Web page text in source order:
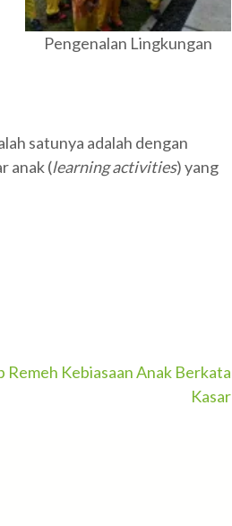
Pengenalan Lingkungan
satunya adalah dengan
anak (learning activities) yang
Remeh Kebiasaan Anak Berkata
Kasar